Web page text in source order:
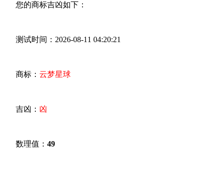
您的商标吉凶如下：
测试时间：2026-08-11 04:20:21
商标： 云梦星球
吉凶： 凶
数理值： 49